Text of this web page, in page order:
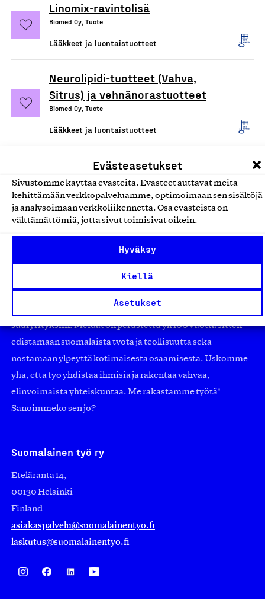
Evästeasetukset
Sivustomme käyttää evästeitä. Evästeet auttavat meitä
kehittämään verkkopalveluamme, optimoimaan sen sisältöjä
ja analysoimaan verkkoliikennettä. Osa evästeistä on
välttämättömiä, jotta sivut toimisivat oikein.
Hyväksy
Kiellä
Asetukset
Linomix-ravintolisä
Biomed Oy, Tuote
Lääkkeet ja luontaistuotteet
Neurolipidi-tuotteet (Vahva,
Sitrus) ja vehnänorastuotteet
Biomed Oy, Tuote
Lääkkeet ja luontaistuotteet
työmarkkinajärjestöistä riippumaton yhdistys.
Jäseninämme on koko suomalaisen yhteiskunnan kirjo
suuryrityksiin. Meidät on perustettu yli 100 vuotta sitten
edistämään suomalaista työtä ja teollisuutta sekä
nostamaan ylpeyttä kotimaisesta osaamisesta. Uskomme
yhä, että työ yhdistää ihmisiä ja rakentaa vahvaa,
elinvoimaista yhteiskuntaa. Me rakastamme työtä!
Sanoimmeko sen jo?
Suomalainen työ ry
Eteläranta 14,
00130 Helsinki
Finland
asiakaspalvelu@suomalainentyo.fi
laskutus@suomalainentyo.fi